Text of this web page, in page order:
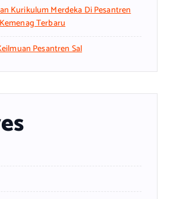
Kurikulum Merdeka Di Pesantren
Terbaru
Pesantren Sal